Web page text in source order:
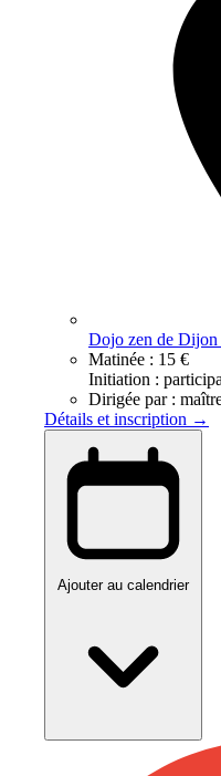
Dojo zen de Dijon
Matinée : 15 €
Initiation :
Dirigée par :
Détails et inscription →
Ajouter au calendrier